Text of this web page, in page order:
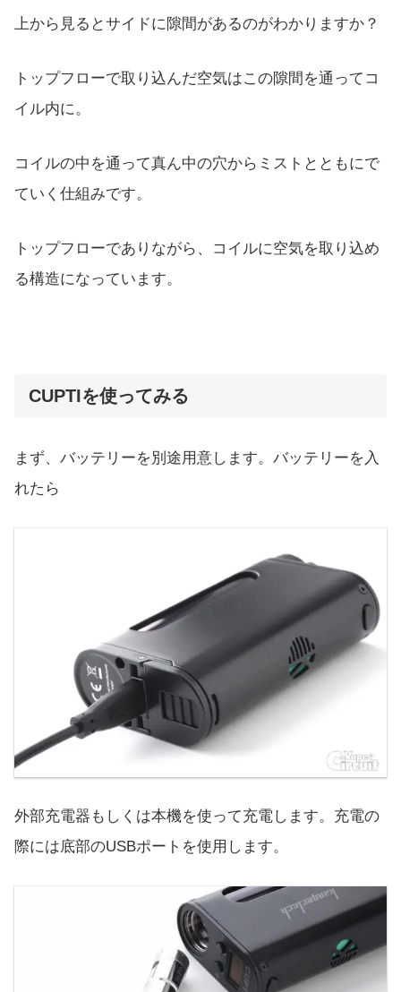
上から見るとサイドに隙間があるのがわかりますか？
トップフローで取り込んだ空気はこの隙間を通ってコ
イル内に。
コイルの中を通って真ん中の穴からミストとともにで
ていく仕組みです。
トップフローでありながら、コイルに空気を取り込め
る構造になっています。
CUPTIを使ってみる
まず、バッテリーを別途用意します。バッテリーを入
れたら
外部充電器もしくは本機を使って充電します。充電の
際には底部のUSBポートを使用します。